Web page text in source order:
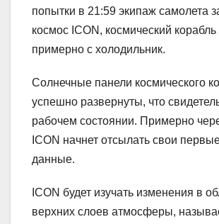
попытки в 21:59 экипаж самолета
космос ICON, космический
примерно с холодильник.
Солнечные панели космического
успешно развернуты, что
рабочем состоянии. Примерно
ICON начнет отсылать свои
данные.
ICON будет изучать изменения в
верхних слоев атмосферы,